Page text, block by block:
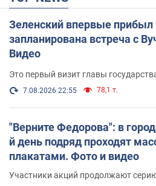
Зеленский впервые
запланирована встреча с
Видео
Это первый визит главы
7.08.2026 22:55 78,1 т.
"Верните Федорова": в
й день подряд проходят
плакатами. Фото и видео
Участники акций продолжают